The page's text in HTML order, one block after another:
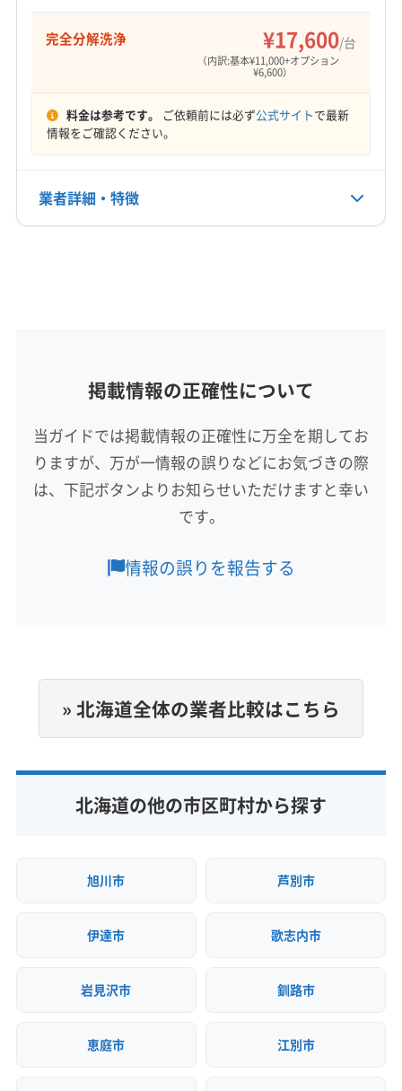
定休日
非公開
公式サイトを見る
完全分解洗浄 ¥17,600/台
（内訳:基本¥11,000+オプション
¥6,600）
料金は参考です。 ご依頼前には必ず公式サイトで最新
情報をご確認ください。
業者詳細・特徴
北海道帯広市西二十一条南3丁目9-16
対応地域
中川郡豊頃町 帯広市 河西郡芽室町
河西郡更別村
河西郡中札内村
河東郡音更町
河東郡士幌町
河東郡上士幌町
上川郡清水町
足寄郡足寄町
中川郡池田町
不定休
電話番号
090-5986-1060
公式サイトを見る
掲載情報の正確性について
当ガイドでは掲載情報の正確性に万全を期してお
りますが、万が一情報の誤りなどにお気づきの際
は、下記ボタンよりお知らせいただけますと幸い
です。
情報の誤りを報告する
» 北海道全体の業者比較はこちら
北海道の他の市区町村から探す
旭川市 芦別市
伊達市 歌志内市
岩見沢市 釧路市
恵庭市 江別市